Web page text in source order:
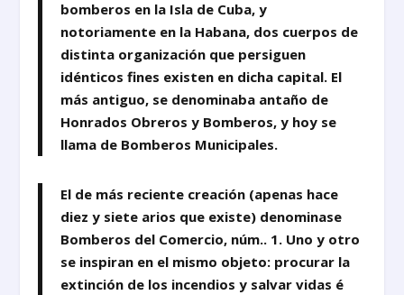
bomberos en la Isla de Cuba, y
notoriamente en la Habana, dos cuerpos de
distinta organización que persiguen
idénticos fines existen en dicha capital. El
más antiguo, se denominaba antaño de
Honrados Obreros y Bomberos, y hoy se
llama de Bomberos Municipales.
El de más reciente creación (apenas hace
diez y siete arios que existe) denominase
Bomberos del Comercio, núm.. 1. Uno y otro
se inspiran en el mismo objeto: procurar la
extinción de los incendios y salvar vidas é